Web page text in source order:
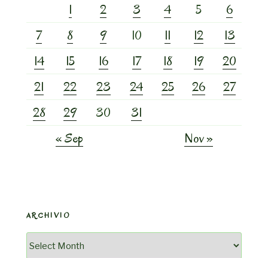
1
2 3 4 5
6
7
8 9 10 11 12
13
14
15 16 17 18 19
20
21
22 23 24 25 26
27
28
29 30
31
« Sep
Nov »
ARCHIVIO
Archivio